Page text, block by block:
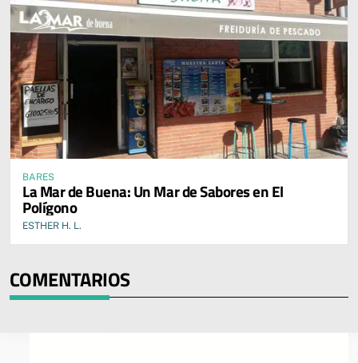
BARES
La Mar de Buena: Un Mar de Sabores en El
Polígono
ESTHER H. L.
COMENTARIOS